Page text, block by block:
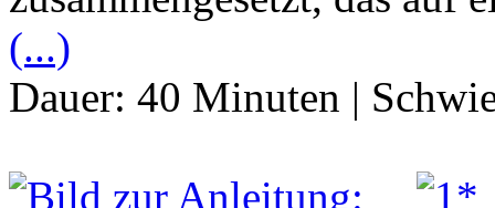
(...)
Dauer: 40 Minuten |